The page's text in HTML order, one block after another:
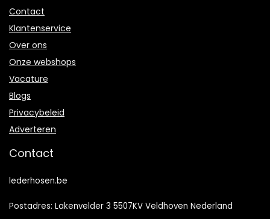
Contact
Klantenservice
Over ons
Onze webshops
Vacature
Blogs
Privacybeleid
Adverteren
Contact
lederhosen.be
Postadres: Lakenvelder 3 5507KV Veldhoven Nederland